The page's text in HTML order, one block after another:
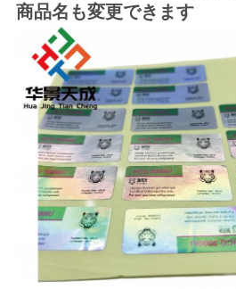
場
PRIVACY
POLICY
商品名も変更できます